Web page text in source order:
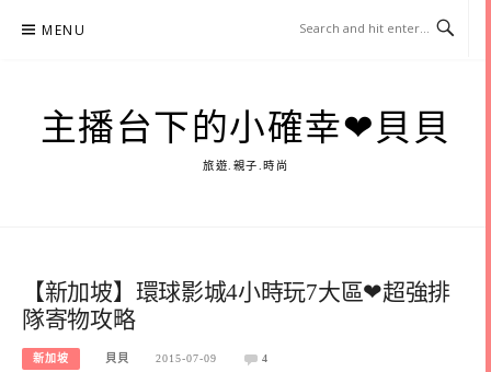
MENU
主播台下的小確幸❤貝貝
旅遊.親子.時尚
【新加坡】環球影城4小時玩7大區❤超強排
隊寄物攻略
新加坡 貝貝 2015-07-09 4